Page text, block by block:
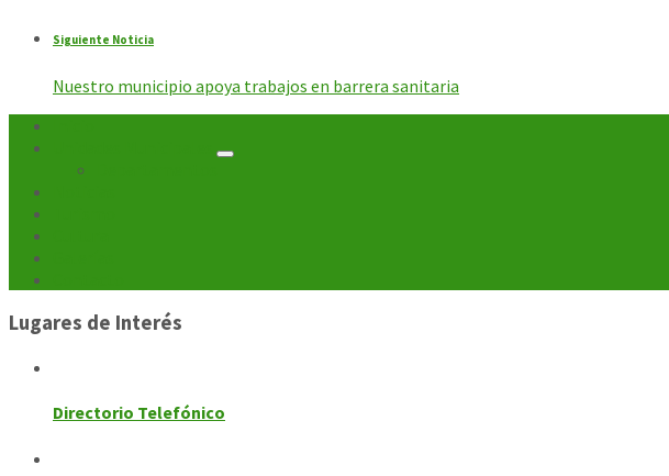
Siguiente Noticia
Nuestro municipio apoya trabajos en barrera sanitaria
Lugares de Interés
Directorio Telefónico